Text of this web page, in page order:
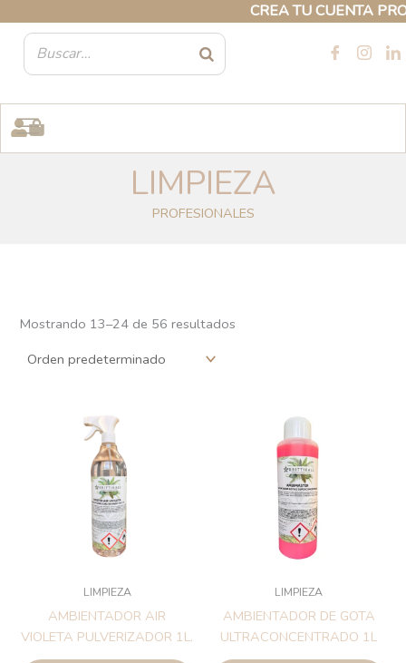
CREA TU CUENTA
contenido
LIMPIEZA
PROFESIONALES
Mostrando 13–24 de 56 resultados
LIMPIEZA
AMBIENTADOR AIR
VIOLETA PULVERIZADOR 1L.
LIMPIEZA
AMBIENTADOR DE GOTA
ULTRACONCENTRADO 1L